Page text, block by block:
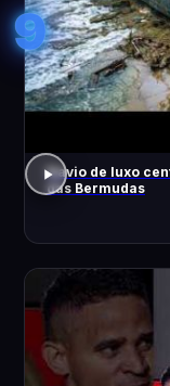
9
Navio de luxo
das Bermudas